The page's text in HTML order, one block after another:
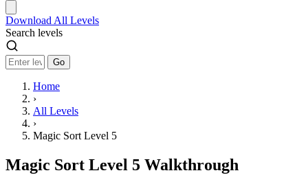
Download All Levels
Search levels
Go
Home
›
All Levels
›
Magic Sort Level 5
Magic Sort Level 5 Walkthrough